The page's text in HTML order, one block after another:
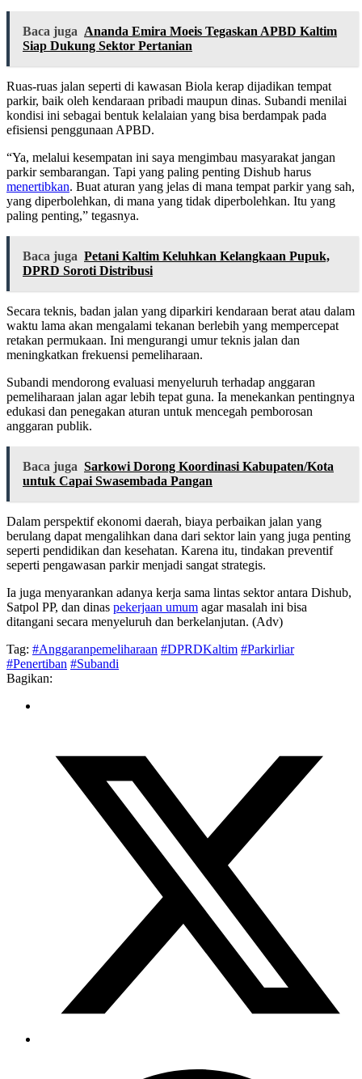
Baca juga Ananda Emira Moeis Tegaskan APBD Kaltim
Siap Dukung Sektor Pertanian
Ruas-ruas jalan seperti di kawasan Biola kerap dijadikan tempat
parkir, baik oleh kendaraan pribadi maupun dinas. Subandi menilai
kondisi ini sebagai bentuk kelalaian yang bisa berdampak pada
efisiensi penggunaan APBD.
“Ya, melalui kesempatan ini saya mengimbau masyarakat jangan
parkir sembarangan. Tapi yang paling penting Dishub harus
menertibkan. Buat aturan yang jelas di mana tempat parkir yang sah,
yang diperbolehkan, di mana yang tidak diperbolehkan. Itu yang
paling penting,” tegasnya.
Baca juga Petani Kaltim Keluhkan Kelangkaan Pupuk,
DPRD Soroti Distribusi
Secara teknis, badan jalan yang diparkiri kendaraan berat atau dalam
waktu lama akan mengalami tekanan berlebih yang mempercepat
retakan permukaan. Ini mengurangi umur teknis jalan dan
meningkatkan frekuensi pemeliharaan.
Subandi mendorong evaluasi menyeluruh terhadap anggaran
pemeliharaan jalan agar lebih tepat guna. Ia menekankan pentingnya
edukasi dan penegakan aturan untuk mencegah pemborosan
anggaran publik.
Baca juga Sarkowi Dorong Koordinasi Kabupaten/Kota
untuk Capai Swasembada Pangan
Dalam perspektif ekonomi daerah, biaya perbaikan jalan yang
berulang dapat mengalihkan dana dari sektor lain yang juga penting
seperti pendidikan dan kesehatan. Karena itu, tindakan preventif
seperti pengawasan parkir menjadi sangat strategis.
Ia juga menyarankan adanya kerja sama lintas sektor antara Dishub,
Satpol PP, dan dinas pekerjaan umum agar masalah ini bisa
ditangani secara menyeluruh dan berkelanjutan. (Adv)
Tag: #Anggaranpemeliharaan #DPRDKaltim #Parkirliar
#Penertiban #Subandi
Bagikan: